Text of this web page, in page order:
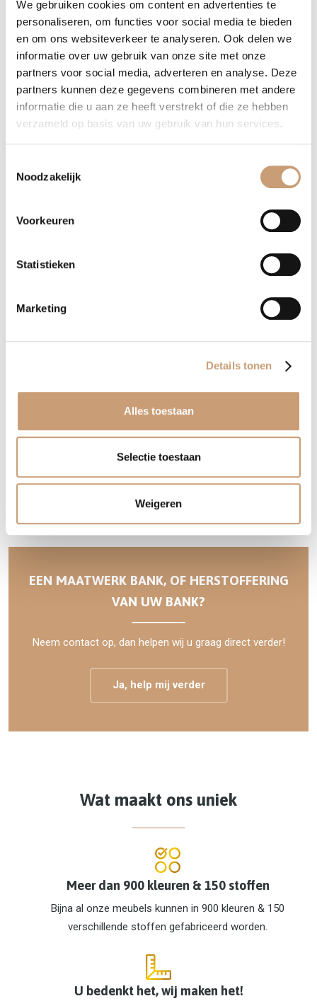
We gebruiken cookies om content en advertenties te
personaliseren, om functies voor social media te bieden
en om ons websiteverkeer te analyseren. Ook delen we
informatie over uw gebruik van onze site met onze
partners voor social media, adverteren en analyse. Deze
partners kunnen deze gegevens combineren met andere
informatie die u aan ze heeft verstrekt of die ze hebben
verzameld op basis van uw gebruik van hun services.
Noodzakelijk
Voorkeuren
Statistieken
Marketing
Details tonen
Alles toestaan
Selectie toestaan
Weigeren
Luxe banken
Buitenbanken
Loveseats
EEN MAATWERK BANK, OF HERSTOFFERING
VAN UW BANK?
Neem contact op, dan helpen wij u graag direct verder!
Ja, help mij verder
Wat maakt ons uniek
Meer dan 900 kleuren & 150 stoffen
Bijna al onze meubels kunnen in 900 kleuren & 150
verschillende stoffen gefabriceerd worden.
U bedenkt het, wij maken het!